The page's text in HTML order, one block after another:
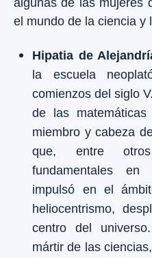
el mundo de la ciencia y
Hipatia de
la escuela
comienzos del siglo
de las
miembro y cabeza
que, entre
fundamentales
impulsó en el
heliocentrismo,
centro del
mártir de las